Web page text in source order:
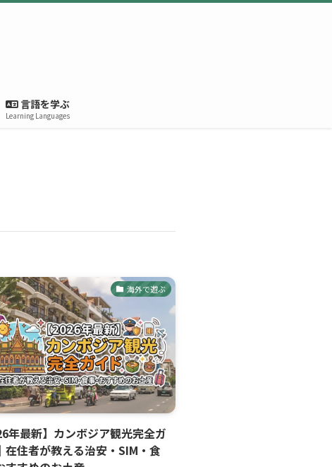
言語を学ぶ
Learning Languages
海外で遊ぶ
年最新】カンボジア観光完全ガ
在住者が教える治安・SIM・食